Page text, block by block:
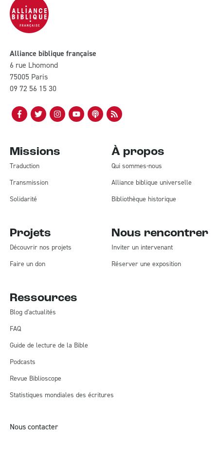
Alliance biblique française
6 rue Lhomond
75005 Paris
09 72 56 15 30
Missions
Traduction
Transmission
Solidarité
Projets
Découvrir nos projets
Faire un don
À propos
Qui sommes-nous
Alliance biblique universelle
Bibliothèque historique
Nous rencontrer
Inviter un intervenant
Réserver une exposition
Ressources
Blog d'actualités
FAQ
Guide de lecture de la Bible
Podcasts
Revue Biblioscope
Statistiques mondiales des écritures
Nous contacter